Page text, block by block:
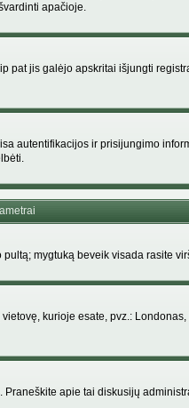
apačioje.
jis galėjo apskritai išjungti
autentifikacijos ir prisijungimo
mygtuką beveik visada rasite
kurioje esate, pvz.:
apie tai diskusijų